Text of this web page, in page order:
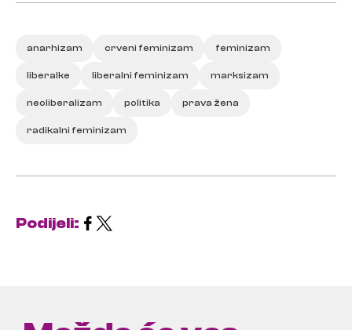
anarhizam crveni feminizam feminizam
liberalke liberalni feminizam marksizam
neoliberalizam politika prava žena
radikalni feminizam
Podijeli: